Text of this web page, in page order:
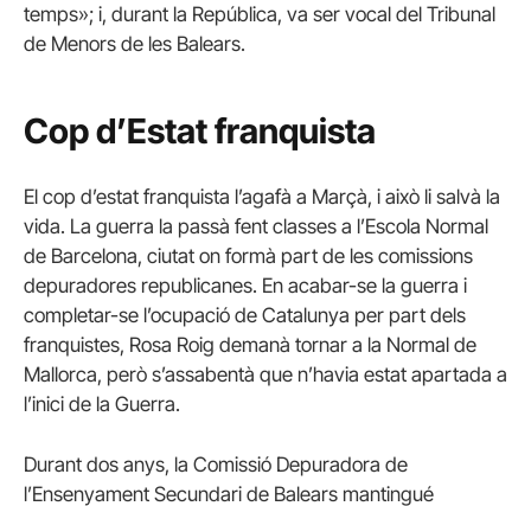
temps»; i, durant la República, va ser vocal del Tribunal
de Menors de les Balears.
Cop d’Estat franquista
El cop d’estat franquista l’agafà a Marçà, i això li salvà la
vida. La guerra la passà fent classes a l’Escola Normal
de Barcelona, ciutat on formà part de les comissions
depuradores republicanes. En acabar-se la guerra i
completar-se l’ocupació de Catalunya per part dels
franquistes, Rosa Roig demanà tornar a la Normal de
Mallorca, però s’assabentà que n’havia estat apartada a
l’inici de la Guerra.
Durant dos anys, la Comissió Depuradora de
l’Ensenyament Secundari de Balears mantingué